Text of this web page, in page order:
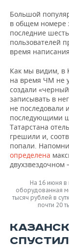
Большой
в общем номере
последние
пользователей
время
Как мы видим, в
на время ЧМ не
создали
записывать в
не последовали
последующими
Татарстана
грешили и,
попали.
определена
двухзвездочном
На 16 июня в
оборудованная
тысяч рублей в
почти 20